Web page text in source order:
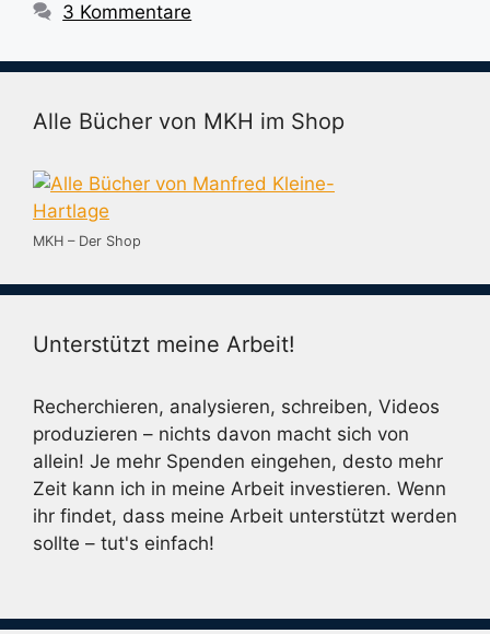
3 Kommentare
Alle Bücher von MKH im Shop
MKH – Der Shop
Unterstützt meine Arbeit!
Recherchieren, analysieren, schreiben, Videos
produzieren – nichts davon macht sich von
allein! Je mehr Spenden eingehen, desto mehr
Zeit kann ich in meine Arbeit investieren. Wenn
ihr findet, dass meine Arbeit unterstützt werden
sollte – tut's einfach!